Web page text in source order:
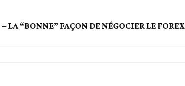
LA “BONNE” FAÇON DE NÉGOCIER LE FOREX